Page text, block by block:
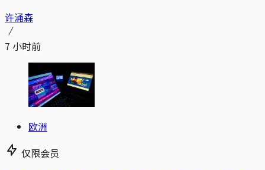
许涌森
7 小时前
欧洲
仅限会员